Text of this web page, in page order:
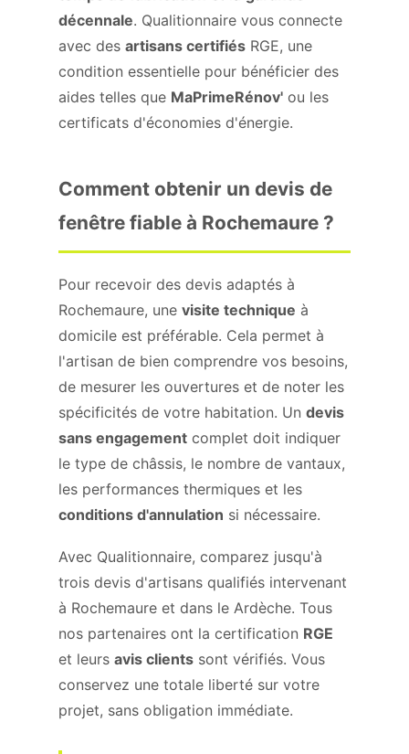
décennale. Qualitionnaire vous connecte
avec des artisans certifiés RGE, une
condition essentielle pour bénéficier des
aides telles que MaPrimeRénov' ou les
certificats d'économies d'énergie.
Comment obtenir un devis de
fenêtre fiable à Rochemaure ?
Pour recevoir des devis adaptés à
Rochemaure, une visite technique à
domicile est préférable. Cela permet à
l'artisan de bien comprendre vos besoins,
de mesurer les ouvertures et de noter les
spécificités de votre habitation. Un devis
sans engagement complet doit indiquer
le type de châssis, le nombre de vantaux,
les performances thermiques et les
conditions d'annulation si nécessaire.
Avec Qualitionnaire, comparez jusqu'à
trois devis d'artisans qualifiés intervenant
à Rochemaure et dans le Ardèche. Tous
nos partenaires ont la certification RGE
et leurs avis clients sont vérifiés. Vous
conservez une totale liberté sur votre
projet, sans obligation immédiate.